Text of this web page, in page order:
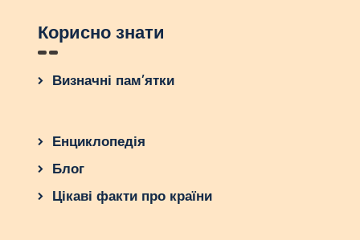
Корисно знати
Визначні пам’ятки
Енциклопедія
Блог
Цікаві факти про країни